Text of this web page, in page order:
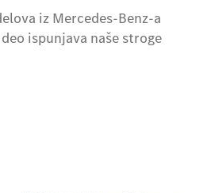
iz Mercedes-Benz-a
ispunjava naše stroge